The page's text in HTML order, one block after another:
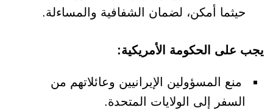
حيثما أمكن، لضمان الشفافية والمساءلة.
يجب على الحكومة الأمريكية:
منع المسؤولين الإيرانيين وعائلاتهم من
السفر إلى الولايات المتحدة.